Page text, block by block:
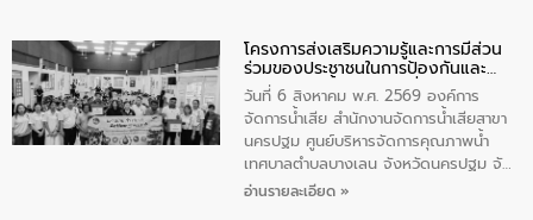
ประชาชน ตัวแทนจากโรงแรมต่างๆ ในเขต
เทศบาลตำบลราไวย์ ศูนย์บริหารจัดการ
คุณภาพน้ำเทศบาลตำบลราไวย์ นำโดยนาย
น้อย แก้วเศษ ผู้จัดการสำนักงานจัดการน้ำ
เสียสาขาภูเก็ต พร้อมด้วยเจ้าหน้าที่ จำนวน
5 คน ร่วมทำกิจกรรม ทำความสะอาด
ชายหาดและแหล่งท่องเที่ยว ณ บริเวณ
โครงการส่งเสริมความรู้และการมีส่วน
ร่วมของประชาชนในการป้องกันและ
แก้ไขปัญหาน้ำเสียอย่างยั่งยืน
วันที่ 6 สิงหาคม พ.ศ. 2569 องค์การ
จัดการน้ำเสีย สำนักงานจัดการน้ำเสียสาขา
นครปฐม ศูนย์บริหารจัดการคุณภาพน้ำ
เทศบาลตำบลบางเลน จังหวัดนครปฐม จัด
กิจกรรมภายใต้โครงการส่งเสริมความรู้และ
อ่านรายละเอียด »